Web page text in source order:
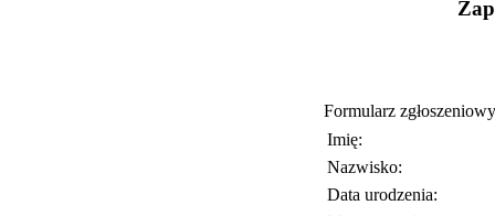
Formularz
Imię:
Nazwisko:
Data urodzenia: